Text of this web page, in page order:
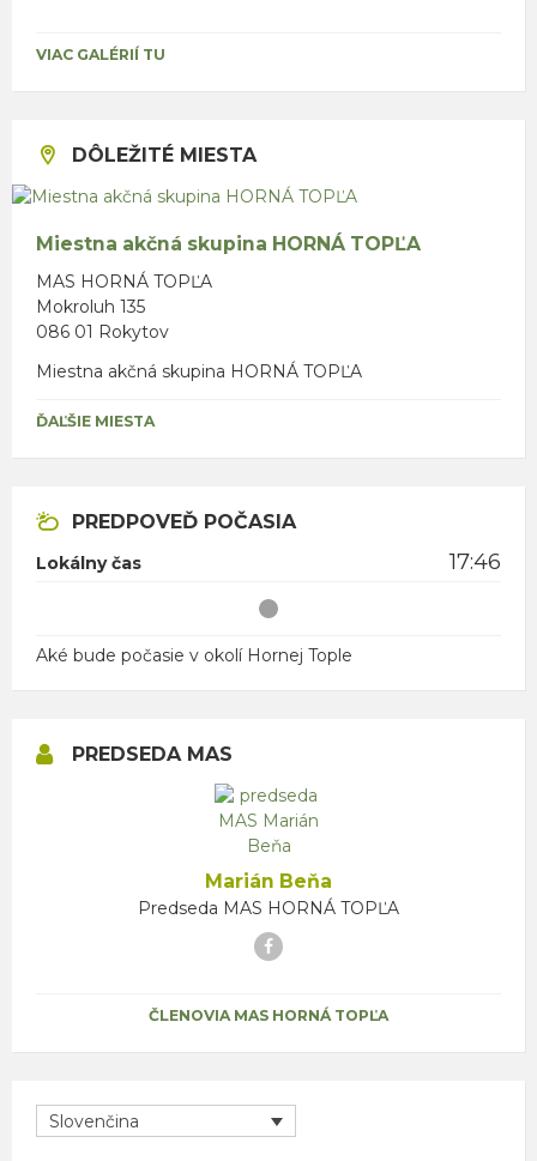
VIAC GALÉRIÍ TU
DÔLEŽITÉ MIESTA
Miestna akčná skupina HORNÁ TOPĽA
MAS HORNÁ TOPĽA
Mokroluh 135
086 01 Rokytov
Miestna akčná skupina HORNÁ TOPĽA
ĎAĽŠIE MIESTA
PREDPOVEĎ POČASIA
Lokálny čas 17:46
Aké bude počasie v okolí Hornej Tople
PREDSEDA MAS
Marián Beňa
Predseda MAS HORNÁ TOPĽA
Facebook
ČLENOVIA MAS HORNÁ TOPĽA
Slovenčina